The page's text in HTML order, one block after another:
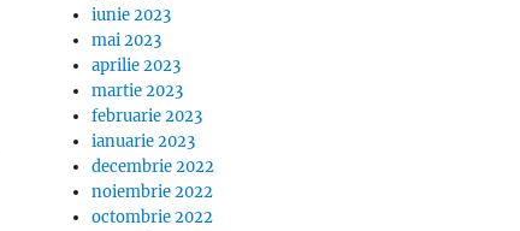
iunie 2023
mai 2023
aprilie 2023
martie 2023
februarie 2023
ianuarie 2023
decembrie 2022
noiembrie 2022
octombrie 2022